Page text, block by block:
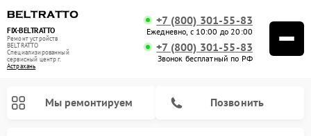
FIX-BELTRATTO
Ремонт устройств
BELTRATTO
Специализированный
cервисный центр г.
Астрахань
+7 (800) 301-55-83
Ежедневно, с 10:00 до 20:00
+7 (800) 301-55-83
Звонок бесплатный по РФ
Мы ремонтируем Позвонить